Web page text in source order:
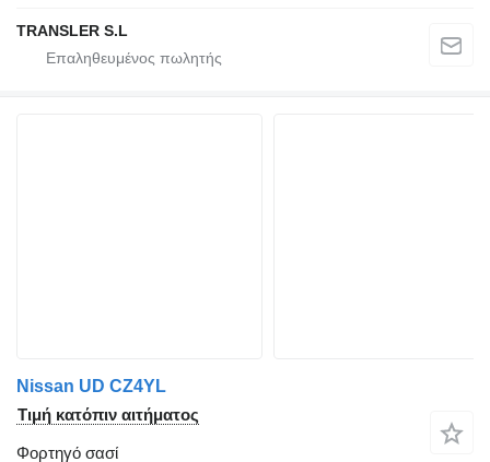
TRANSLER S.L
Nissan UD CZ4YL
Τιμή κατόπιν αιτήματος
Φορτηγό σασί